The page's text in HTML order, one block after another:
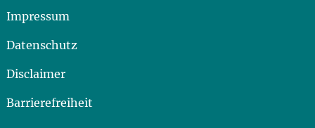
Impressum
Datenschutz
Disclaimer
Barrierefreiheit